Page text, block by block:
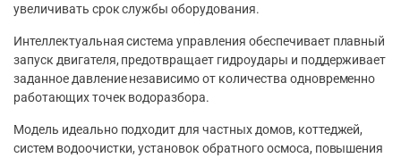
увеличивать срок службы оборудования.
Интеллектуальная система управления обеспечивает плавный
запуск двигателя, предотвращает гидроудары и поддерживает
заданное давление независимо от количества одновременно
работающих точек водоразбора.
Модель идеально подходит для частных домов, коттеджей,
систем водоочистки, установок обратного осмоса, повышения